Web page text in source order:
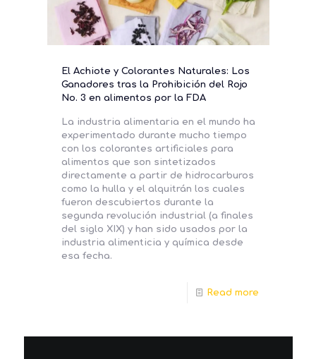
El Achiote y Colorantes Naturales: Los
Ganadores tras la Prohibición del Rojo
No. 3 en alimentos por la FDA
La industria alimentaria en el mundo ha
experimentado durante mucho tiempo
con los colorantes artificiales para
alimentos que son sintetizados
directamente a partir de hidrocarburos
como la hulla y el alquitrán los cuales
fueron descubiertos durante la
segunda revolución industrial (a finales
del siglo XIX) y han sido usados por la
industria alimenticia y química desde
esa fecha.
Read more